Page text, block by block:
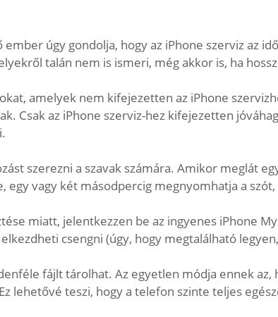
úgy gondolja, hogy az iPhone szerviz az
talán nem is ismeri, még akkor is, ha
amelyek nem kifejezetten az iPhone
Csak az iPhone szerviz-hez kifejezetten
szerezni a szavak számára. Amikor meglát
egy vagy két másodpercig megnyomhatja a
miatt, jelentkezzen be az ingyenes iPhone
csengni (úgy, hogy megtalálható
fájlt tárolhat. Az egyetlen módja ennek
lehetővé teszi, hogy a telefon szinte teljes